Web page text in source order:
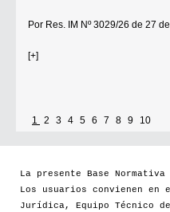
Por Res. IM Nº 3029/26 de 27
[+]
1 2 3 4 5 6 7 8 9 10
La presente Base
Los usuarios convienen
Jurídica, Equipo Técnico